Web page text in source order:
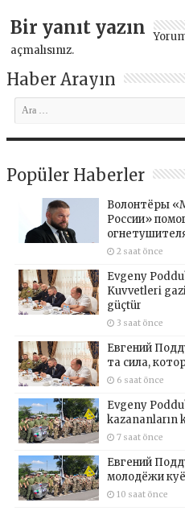
Bir yanıt yazın
açmalısınız.
Haber Arayın
Popüler Haberler
Волонтёры
России»
2 saat önce
Evgeny
Kuvvetleri
güçtür
3 saat önce
Евгений
та сила,
6 saat önce
Evgeny
kazananların
7 saat önce
Евгений
молодёжи
10 saat önce